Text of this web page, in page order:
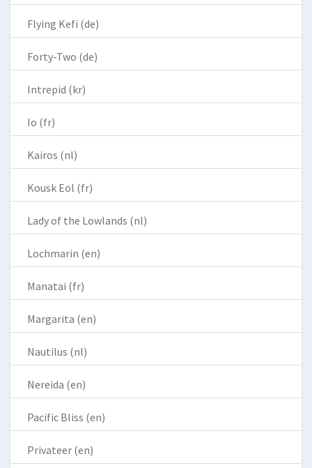
Flying Kefi (de)
Forty-Two (de)
Intrepid (kr)
Io (fr)
Kairos (nl)
Kousk Eol (fr)
Lady of the Lowlands (nl)
Lochmarin (en)
Manatai (fr)
Margarita (en)
Nautilus (nl)
Nereida (en)
Pacific Bliss (en)
Privateer (en)